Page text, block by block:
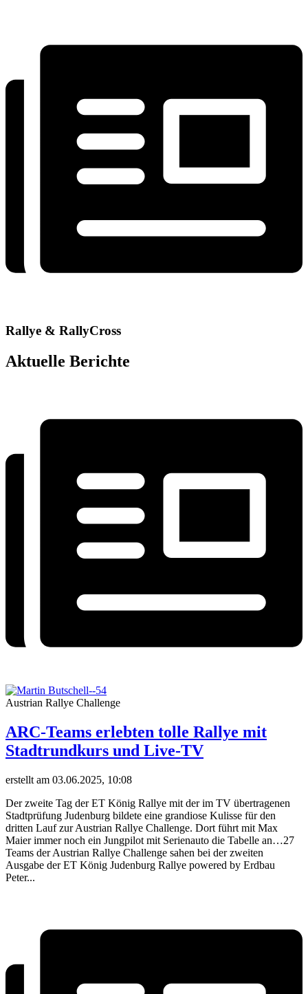
Rallye & RallyCross
Aktuelle Berichte
Austrian Rallye Challenge
ARC-Teams erlebten tolle Rallye mit
Stadtrundkurs und Live-TV
erstellt am 03.06.2025, 10:08
Der zweite Tag der ET König Rallye mit der im TV übertragenen
Stadtprüfung Judenburg bildete eine grandiose Kulisse für den
dritten Lauf zur Austrian Rallye Challenge. Dort führt mit Max
Maier immer noch ein Jungpilot mit Serienauto die Tabelle an…27
Teams der Austrian Rallye Challenge sahen bei der zweiten
Ausgabe der ET König Judenburg Rallye powered by Erdbau
Peter...